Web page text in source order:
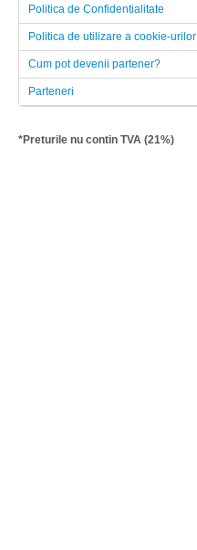
Politica de Confidentialitate
Politica de utilizare a cookie-urilor
Cum pot devenii partener?
Parteneri
*Preturile nu contin TVA (21%)
Cumpara 53,24 €